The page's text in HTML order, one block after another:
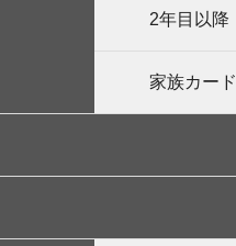
2年目以降
家族カード